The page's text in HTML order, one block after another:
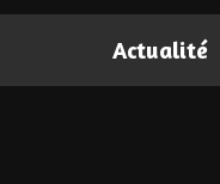
Actualité